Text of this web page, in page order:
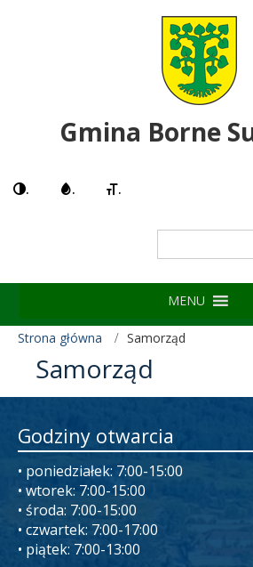
Gmina Borne
. . .
MENU
Strona główna Samorząd
Samorząd
Godziny otwarcia
• poniedziałek: 7:00-15:00
• wtorek: 7:00-15:00
• środa: 7:00-15:00
• czwartek: 7:00-17:00
• piątek: 7:00-13:00